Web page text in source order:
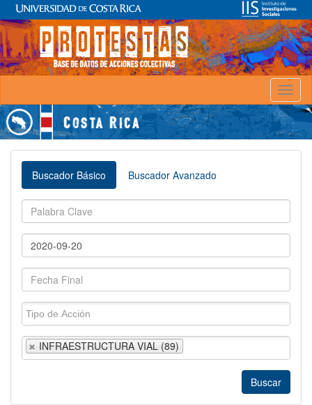
Buscador Básico Buscador Avanzado
INFRAESTRUCTURA VIAL (89)